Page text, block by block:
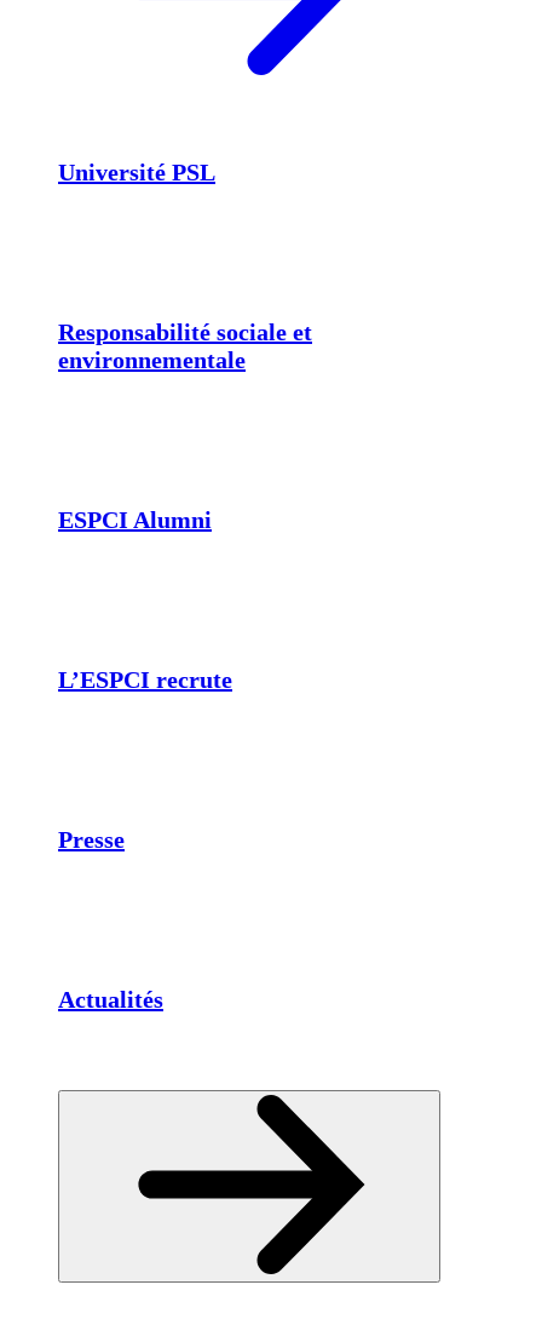
Université PSL
Responsabilité sociale et
environnementale
ESPCI Alumni
L’ESPCI recrute
Presse
Actualités